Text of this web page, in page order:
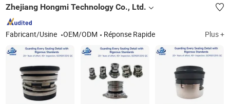
Zhejiang Hongmi Technology Co., Ltd.
Fabricant/Usine OEM/ODM Réponse Rapide Plus +